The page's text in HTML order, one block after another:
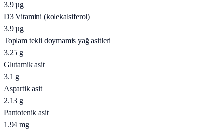
3.9 µg
D3 Vitamini (kolekalsiferol)
3.9 µg
Toplam tekli doymamis yağ asitleri
3.25 g
Glutamik asit
3.1 g
Aspartik asit
2.13 g
Pantotenik asit
1.94 mg